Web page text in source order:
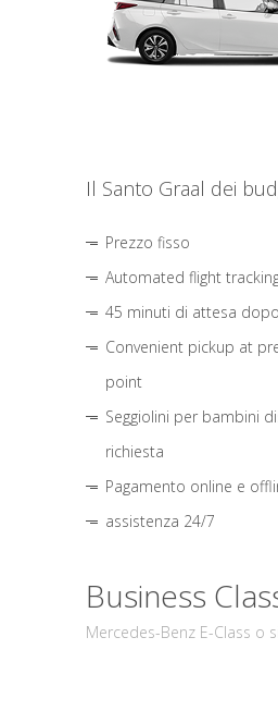
Il Santo Graal dei
Prezzo fisso
Automated flight
45 minuti di attesa
Convenient pickup at
point
Seggiolini per bambini
richiesta
Pagamento online e
assistenza 24/7
Business
Mercedes-Benz E-Class o